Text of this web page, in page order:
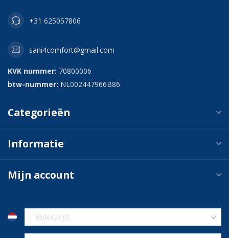
+31 625057806
sani4comfort@gmail.com
KVK nummer: 70800006
btw-nummer: NL002447966B86
Categorieën
Informatie
Mijn account